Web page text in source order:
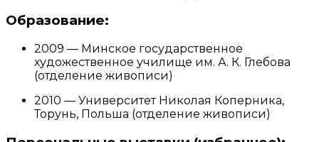
Образование:
2009 — Минское государственное
художественное училище им. А. К. Глебова
(отделение живописи)
2010 — Университет Николая Коперника,
Торунь, Польша (отделение живописи)